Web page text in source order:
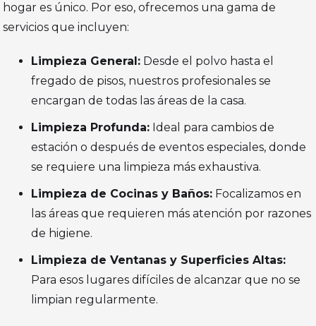
hogar es único. Por eso, ofrecemos una gama de
servicios que incluyen:
Limpieza General: Desde el polvo hasta el
fregado de pisos, nuestros profesionales se
encargan de todas las áreas de la casa.
Limpieza Profunda: Ideal para cambios de
estación o después de eventos especiales, donde
se requiere una limpieza más exhaustiva.
Limpieza de Cocinas y Baños: Focalizamos en
las áreas que requieren más atención por razones
de higiene.
Limpieza de Ventanas y Superficies Altas:
Para esos lugares difíciles de alcanzar que no se
limpian regularmente.